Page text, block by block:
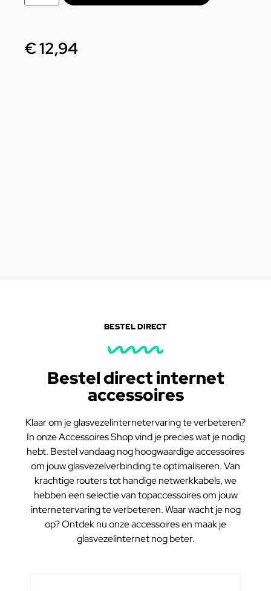
€12,94
BESTEL DIRECT
Bestel direct internet
accessoires
Klaar om je glasvezelinternetervaring te verbeteren?
In onze Accessoires Shop vind je precies wat je nodig
hebt. Bestel vandaag nog hoogwaardige accessoires
om jouw glasvezelverbinding te optimaliseren. Van
krachtige routers tot handige netwerkkabels, we
hebben een selectie van topaccessoires om jouw
internetervaring te verbeteren. Waar wacht je nog
op? Ontdek nu onze accessoires en maak je
glasvezelinternet nog beter.